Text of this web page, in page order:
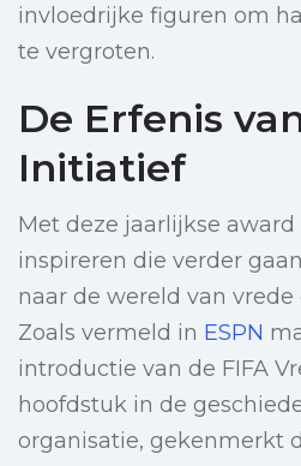
invloedrijke figuren om
te vergroten.
De Erfenis van
Initiatief
Met deze jaarlijkse award
inspireren die verder
naar de wereld van vrede
Zoals vermeld in ESPN
introductie van de FIFA
hoofdstuk in de
organisatie, gekenmerkt